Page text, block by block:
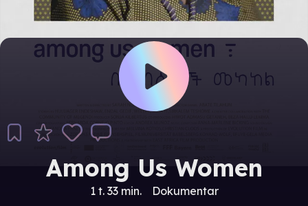
Among Us Women
1 t. 33 min. Dokumentar